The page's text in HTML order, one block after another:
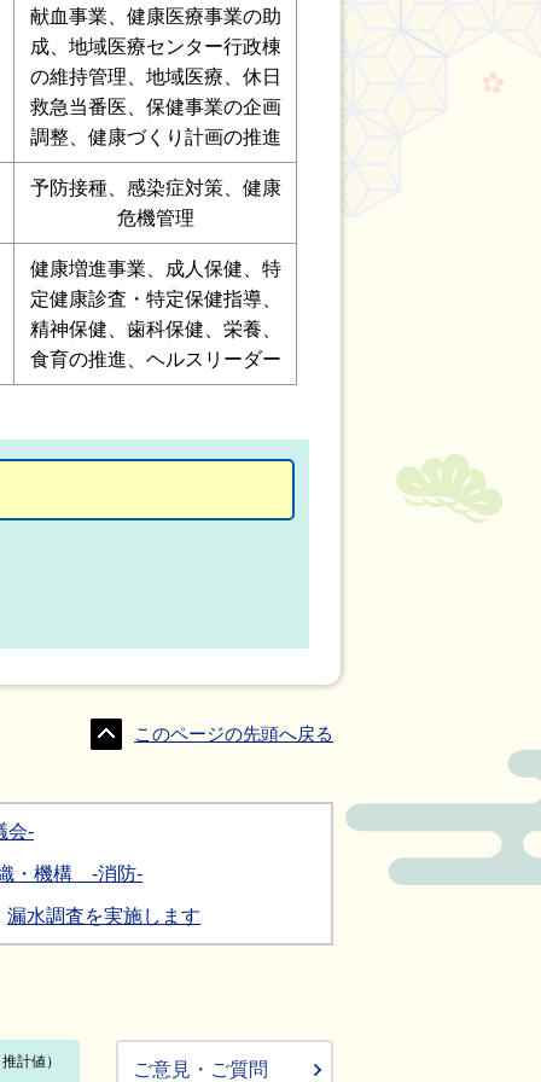
献血事業、健康医療事業の助
成、地域医療センター行政棟
の維持管理、地域医療、休日
救急当番医、保健事業の企画
調整、健康づくり計画の推進
予防接種、感染症対策、健康
危機管理
健康増進事業、成人保健、特
定健康診査・特定保健指導、
精神保健、歯科保健、栄養、
食育の推進、ヘルスリーダー
このページの先頭へ戻る
会-
・機構 -消防-
漏水調査を実施します
ご意見・ご質問